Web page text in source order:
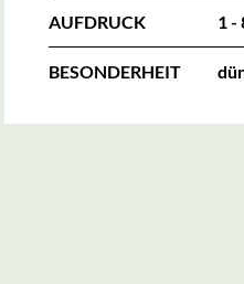
AUFDRUCK 1 -
BESONDERHEIT